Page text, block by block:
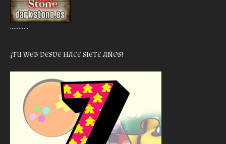
………..
¡TU WEB DESDE HACE SIETE AÑOS!